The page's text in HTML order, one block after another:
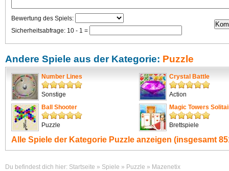
Bewertung des Spiels:
Sicherheitsabfrage: 10 - 1 =
Andere Spiele aus der Kategorie: Puzzle
Number Lines
Sonstige
Crystal Battle
Action
Ball Shooter
Puzzle
Magic Towers
Brettspiele
Alle Spiele der Kategorie Puzzle anzeigen (insgesamt
Du befindest dich hier: Startseite » Spiele » Puzzle » Mazenetix